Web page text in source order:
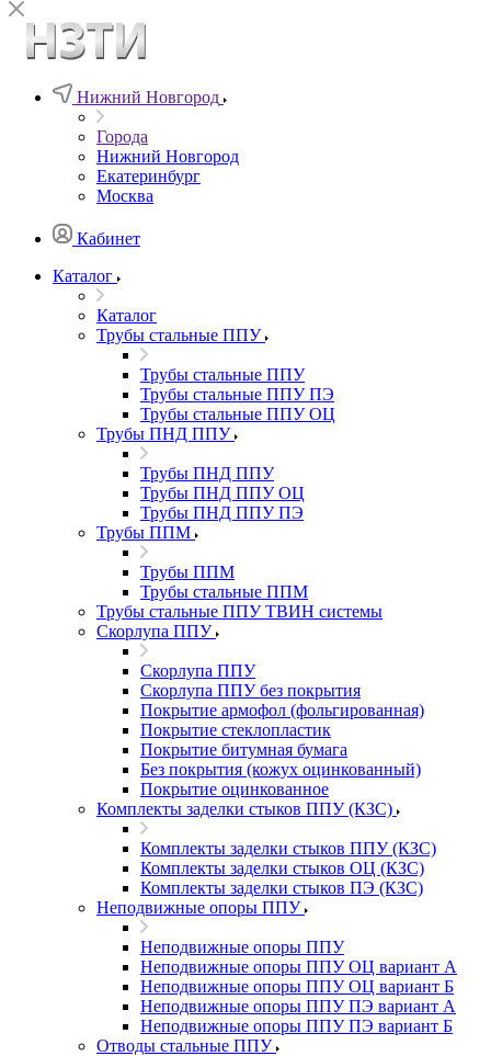
Нижний Новгород
Города
Нижний Новгород
Екатеринбург
Москва
Кабинет
Каталог
Каталог
Трубы стальные ППУ
Трубы стальные ППУ
Трубы стальные ППУ ПЭ
Трубы стальные ППУ ОЦ
Трубы ПНД ППУ
Трубы ПНД ППУ
Трубы ПНД ППУ ОЦ
Трубы ПНД ППУ ПЭ
Трубы ППМ
Трубы ППМ
Трубы стальные ППМ
Трубы стальные ППУ ТВИН системы
Скорлупа ППУ
Скорлупа ППУ
Скорлупа ППУ без покрытия
Покрытие армофол (фольгированная)
Покрытие стеклопластик
Покрытие битумная бумага
Без покрытия (кожух оцинкованный)
Покрытие оцинкованное
Комплекты заделки стыков ППУ (КЗС)
Комплекты заделки стыков ППУ (КЗС)
Комплекты заделки стыков ОЦ (КЗС)
Комплекты заделки стыков ПЭ (КЗС)
Неподвижные опоры ППУ
Неподвижные опоры ППУ
Неподвижные опоры ППУ ОЦ вариант А
Неподвижные опоры ППУ ОЦ вариант Б
Неподвижные опоры ППУ ПЭ вариант А
Неподвижные опоры ППУ ПЭ вариант Б
Отводы стальные ППУ